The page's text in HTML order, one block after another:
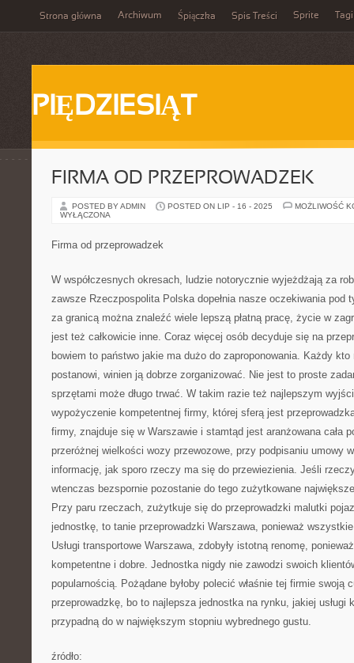
Strona główna Archiwum Śpiączka Spis Treści Sprite Tagi
PIĘDZIESIĄT
FIRMA OD PRZEPROWADZEK
POSTED BY ADMIN POSTED ON LIP - 16 - 2025
MOŻLIWOŚĆ
WYŁĄCZONA
Firma od przeprowadzek
W współczesnych okresach, ludzie notorycznie wyjeżdżają za
zawsze Rzeczpospolita Polska dopełnia nasze oczekiwania pod
za granicą można znaleźć wiele lepszą płatną pracę, życie w
jest też całkowicie inne. Coraz więcej osób decyduje się na
bowiem to państwo jakie ma dużo do zaproponowania. Każdy
postanowi, winien ją dobrze zorganizować. Nie jest to proste
sprzętami może długo trwać. W takim razie też najlepszym
wypożyczenie kompetentnej firmy, której sferą jest
firmy, znajduje się w Warszawie i stamtąd jest aranżowana cała
przeróżnej wielkości wozy przewozowe, przy podpisaniu umowy
informację, jak sporo rzeczy ma się do przewiezienia. Jeśli
wtenczas bezspornie pozostanie do tego zużytkowane
Przy paru rzeczach, zużytkuje się do przeprowadzki malutki
jednostkę, to tanie przeprowadzki Warszawa, ponieważ
Usługi transportowe Warszawa, zdobyły istotną renomę,
kompetentne i dobre. Jednostka nigdy nie zawodzi swoich
popularnością. Pożądane byłoby polecić właśnie tej firmie swoją
przeprowadzkę, bo to najlepsza jednostka na rynku, jakiej usługi
przypadną do w największym stopniu wybrednego gustu.
źródło: